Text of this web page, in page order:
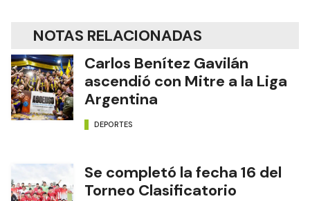
NOTAS RELACIONADAS
Carlos Benítez Gavilán
ascendió con Mitre a la Liga
Argentina
DEPORTES
Se completó la fecha 16 del
Torneo Clasificatorio